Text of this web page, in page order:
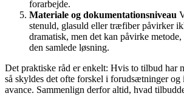
forarbejde.
Materiale og dokumentationsniveau
stenuld, glasuld eller træfiber påvirker
dramatisk, men det kan påvirke
den samlede løsning.
Det praktiske råd er enkelt: Hvis to tilbud har
så skyldes det ofte forskel i forudsætninger
avance. Sammenlign derfor altid, hvad